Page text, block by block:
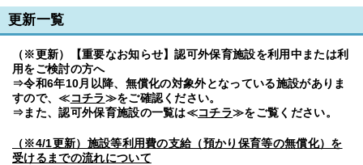
更新一覧
（※更新）【重要なお知らせ】認可外保育施設を利用中または利
用をご検討の方へ
⇒令和6年10月以降、無償化の対象外となっている施設がありま
すので、≪コチラ≫をご確認ください。
⇒また、認可外保育施設の一覧は≪コチラ≫をご覧ください。
（※4/1更新）施設等利用費の支給（預かり保育等の無償化）を
受けるまでの流れについて